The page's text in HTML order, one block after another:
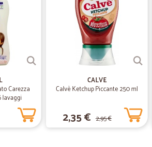
gesto questo dal volto
lavora così bene. Grazie
Tutto bene
attraverso personale gentile e
Marisa S.
Buona scelta tra i prodotti
Carezza
lavaggi
CALVE
Calvè Ketchup Piccante 250 ml
2,35 € 2,95 €